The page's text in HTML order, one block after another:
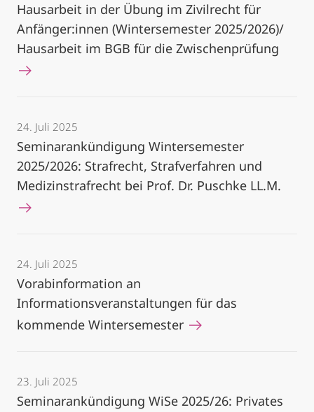
Hausarbeit in der Übung im Zivilrecht für
Anfänger:innen (Wintersemester 2025/2026)/
Hausarbeit im BGB für die Zwischenprüfung
24. Juli 2025
Seminarankündigung Wintersemester
2025/2026: Strafrecht, Strafverfahren und
Medizinstrafrecht bei Prof. Dr. Puschke LL.M.
24. Juli 2025
Vorabinformation an
Informationsveranstaltungen für das
kommende Wintersemester
23. Juli 2025
Seminarankündigung WiSe 2025/26: Privates